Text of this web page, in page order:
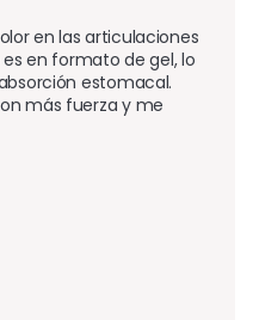
en las articulaciones
en formato de gel, lo
estomacal.
más fuerza y me